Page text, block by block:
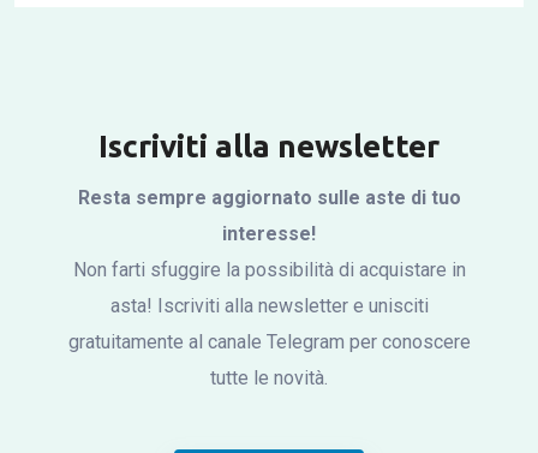
Iscriviti alla newsletter
Resta sempre aggiornato sulle aste di tuo
interesse!
Non farti sfuggire la possibilità di acquistare in
asta! Iscriviti alla newsletter e unisciti
gratuitamente al canale Telegram per conoscere
tutte le novità.